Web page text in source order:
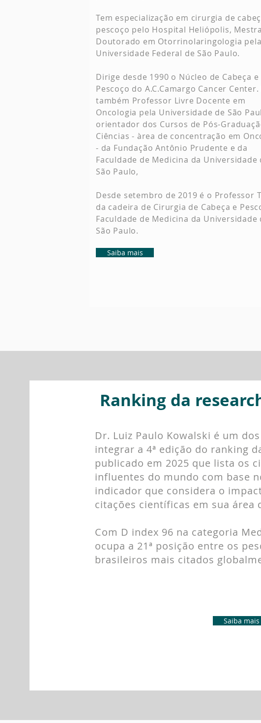
​Tem especialização em cirurgia de
pescoço pelo Hospital Heliópolis,
Doutorado em Otorrinolaringologia pela
Universidade Federal de São Paulo.
Dirige desde 1990 o Núcleo de Cabeça e
Pescoço do A.C.Camargo Cancer Center.
também Professor Livre Docente em
Oncologia pela Universidade de São
orientador dos Cursos de Pós-
Ciências - àrea de concentração em
- da Fundação Antônio Prudente e da
Faculdade de Medicina da Universidade
São Paulo,
​Desde setembro de 2019 é o Professor
da cadeira de Cirurgia de Cabeça e
Faculdade de Medicina da Universidade
São Paulo.
Saiba mais
Ranking da
Dr. Luiz Paulo Kowalski é um
integrar a 4ª edição do ranking
publicado em 2025 que lista os
influentes do mundo com base
indicador que considera o
citações científicas em sua área
Com D index 96 na categoria
ocupa a 21ª posição entre os
brasileiros mais citados
Saiba mais